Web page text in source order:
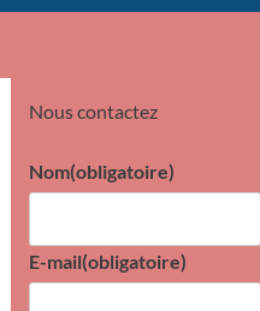
Nous contactez
Nom(obligatoire)
E-mail(obligatoire)